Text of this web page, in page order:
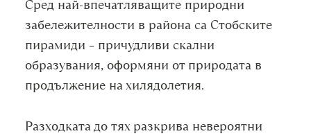
Сред най-впечатляващите природни
забележителности в района са Стобските
пирамиди – причудливи скални
образувания, оформяни от природата в
продължение на хилядолетия.
Разходката до тях разкрива невероятни